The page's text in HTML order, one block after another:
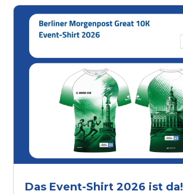
Das Event-Shirt 2026 ist da!